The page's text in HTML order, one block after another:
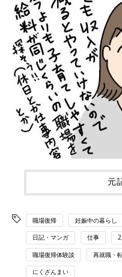
元
職場復帰 妊娠中の暮らし
日記・マンガ 仕事
職場復帰体験談 再就職・
にくざんまい